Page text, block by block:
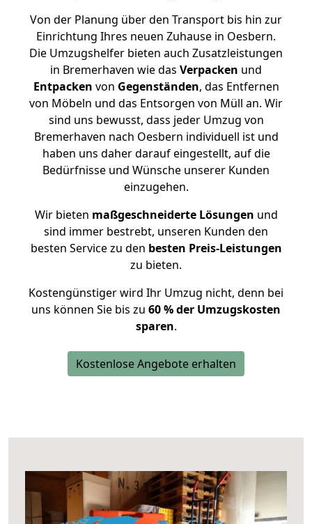
Von der Planung über den Transport bis hin zur
Einrichtung Ihres neuen Zuhause in Oesbern.
Die Umzugshelfer bieten auch Zusatzleistungen
in Bremerhaven wie das Verpacken und
Entpacken von Gegenständen, das Entfernen
von Möbeln und das Entsorgen von Müll an. Wir
sind uns bewusst, dass jeder Umzug von
Bremerhaven nach Oesbern individuell ist und
haben uns daher darauf eingestellt, auf die
Bedürfnisse und Wünsche unserer Kunden
einzugehen.
Wir bieten maßgeschneiderte Lösungen und
sind immer bestrebt, unseren Kunden den
besten Service zu den besten Preis-Leistungen
zu bieten.
Kostengünstiger wird Ihr Umzug nicht, denn bei
uns können Sie bis zu 60 % der Umzugskosten
sparen.
Kostenlose Angebote erhalten